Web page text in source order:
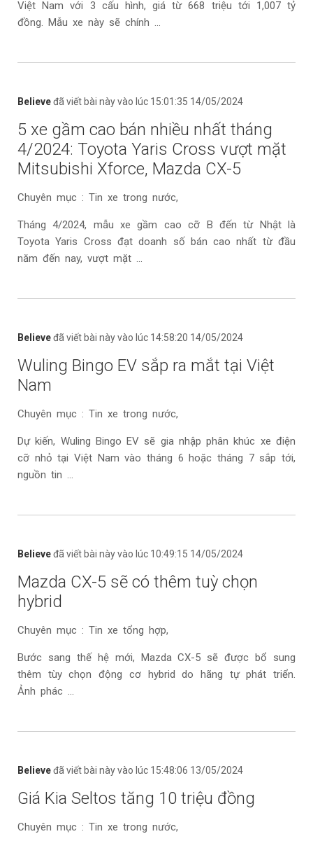
Việt Nam với 3 cấu hình, giá từ 668 triệu tới 1,007 tỷ
đồng. Mẫu xe này sẽ chính ...
Believeđã viết bài này vào lúc 15:01:35 14/05/2024
5 xe gầm cao bán nhiều nhất tháng
4/2024: Toyota Yaris Cross vượt mặt
Mitsubishi Xforce, Mazda CX-5
Chuyên mục : Tin xe trong nước,
Tháng 4/2024, mẫu xe gầm cao cỡ B đến từ Nhật là
Toyota Yaris Cross đạt doanh số bán cao nhất từ đầu
năm đến nay, vượt mặt ...
Believeđã viết bài này vào lúc 14:58:20 14/05/2024
Wuling Bingo EV sắp ra mắt tại Việt
Nam
Chuyên mục : Tin xe trong nước,
Dự kiến, Wuling Bingo EV sẽ gia nhập phân khúc xe điện
cỡ nhỏ tại Việt Nam vào tháng 6 hoặc tháng 7 sắp tới,
nguồn tin ...
Believeđã viết bài này vào lúc 10:49:15 14/05/2024
Mazda CX-5 sẽ có thêm tuỳ chọn
hybrid
Chuyên mục : Tin xe tổng hợp,
Bước sang thế hệ mới, Mazda CX-5 sẽ được bổ sung
thêm tùy chọn động cơ hybrid do hãng tự phát triển.
Ảnh phác ...
Believeđã viết bài này vào lúc 15:48:06 13/05/2024
Giá Kia Seltos tăng 10 triệu đồng
Chuyên mục : Tin xe trong nước,